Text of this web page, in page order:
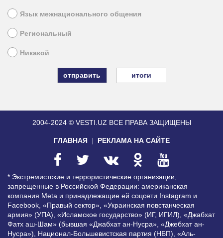
Язык межнационального общения
Региональный
Никакой
итоги
2004-2024 © VESTI.UZ ВСЕ ПРАВА ЗАЩИЩЕНЫ
ГЛАВНАЯ РЕКЛАМА НА САЙТЕ
* Экстремистские и террористические организации,
запрещенные в Российской Федерации: американская
компания Meta и принадлежащие ей соцсети Instagram и
Facebook, «Правый сектор», «Украинская повстанческая
армия» (УПА), «Исламское государство» (ИГ, ИГИЛ), «Джабхат
Фатх аш-Шам» (бывшая «Джабхат ан-Нусра», «Джебхат ан-
Нусра»), Национал-Большевистская партия (НБП), «Аль-